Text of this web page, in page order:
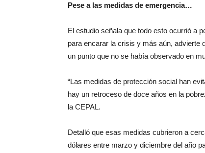
Pese a las medidas de emergencia…
El estudio señala que todo esto ocurrió a
para encarar la crisis y más aún, advierte
un punto que no se había observado en
“Las medidas de protección social han
hay un retroceso de doce años en la
la CEPAL.
Detalló que esas medidas cubrieron a
dólares entre marzo y diciembre del año